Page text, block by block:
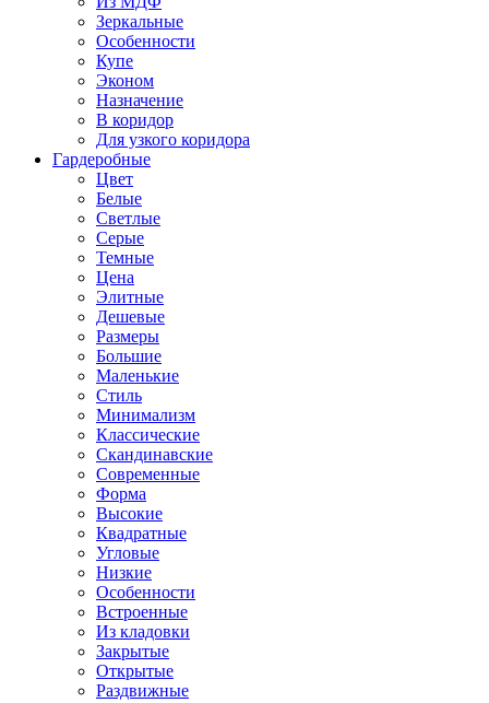
Зеркальные
Особенности
Купе
Эконом
Назначение
В коридор
Для узкого коридора
Гардеробные
Цвет
Белые
Светлые
Серые
Темные
Цена
Элитные
Дешевые
Размеры
Большие
Маленькие
Стиль
Минимализм
Классические
Скандинавские
Современные
Форма
Высокие
Квадратные
Угловые
Низкие
Особенности
Встроенные
Из кладовки
Закрытые
Открытые
Раздвижные